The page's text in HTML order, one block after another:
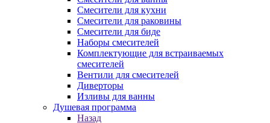
Смесители для кухни
Смесители для раковины
Смесители для биде
Наборы смесителей
Комплектующие для встраиваемых
смесителей
Вентили для смесителей
Диверторы
Изливы для ванны
Душевая программа
Назад